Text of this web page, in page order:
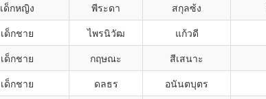
เด็กหญิง พีระดา สกุลซ้ง
เด็กชาย ไพรนิวัฒ แก้วดี
เด็กชาย กฤษณะ สีเสนาะ
เด็กชาย ดลธร อนันตบุตร